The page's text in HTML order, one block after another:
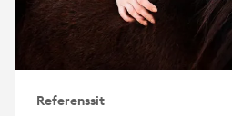
Referenssit